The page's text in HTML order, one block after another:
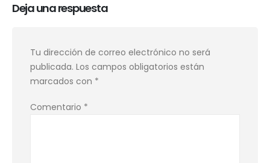
Deja una respuesta
Tu dirección de correo electrónico no será
publicada. Los campos obligatorios están
marcados con *
Comentario *